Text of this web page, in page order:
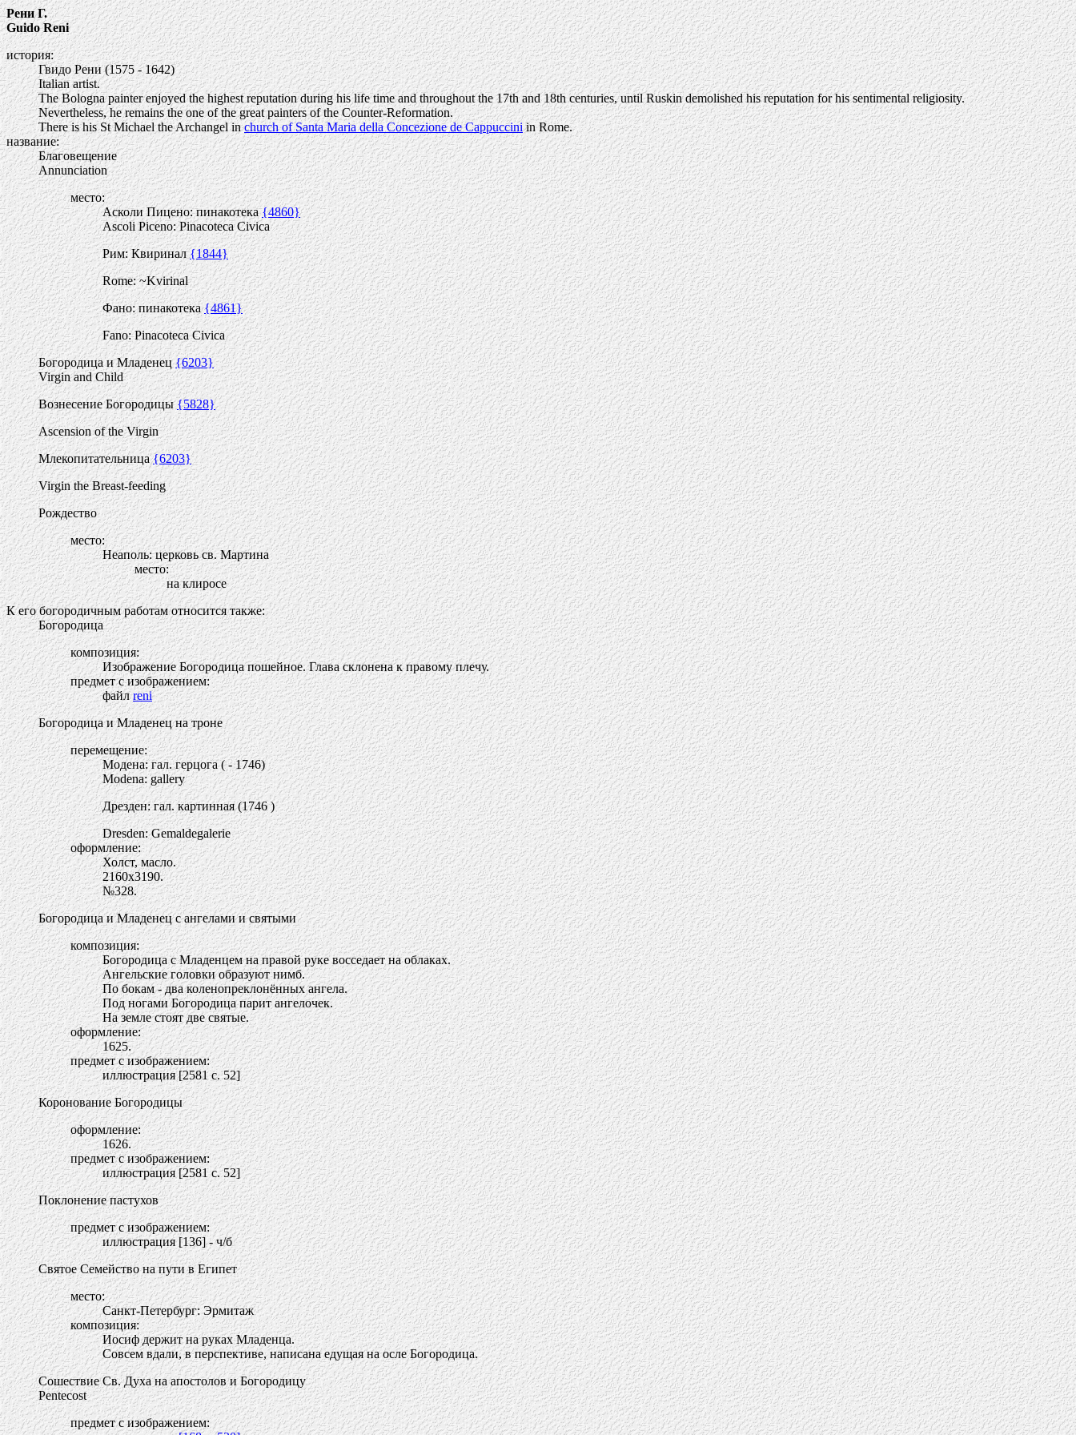
Рени Г.
Guido Reni
история:
Гвидо Рени (1575 - 1642)
Italian artist.
The Bologna painter enjoyed the highest reputation during his life time and throughout the 17th and 18th centuries, until Ruskin demolished his reputation for his sentimental religiosity.
Nevertheless, he remains the one of the great painters of the Counter-Reformation.
There is his St Michael the Archangel inchurch of Santa Maria della Concezione de Cappucciniin Rome.
название:
Благовещение
Annunciation
место:
Асколи Пицено: пинакотека{4860}
Ascoli Piceno: Pinacoteca Civica
Рим: Квиринал{1844}
Rome: ~Kvirinal
Фано: пинакотека{4861}
Fano: Pinacoteca Civica
Богородица и Младенец{6203}
Virgin and Child
Вознесение Богородицы{5828}
Ascension of the Virgin
Млекопитательница{6203}
Virgin the Breast-feeding
Рождество
место:
Неаполь: церковь св. Мартина
место:
на клиросе
К его богородичным работам относится также:
Богородица
композиция:
Изображение Богородица пошейное. Глава склонена к правому плечу.
предмет с изображением:
файлreni
Богородица и Младенец на троне
перемещение:
Модена: гал. герцога ( - 1746)
Modena: gallery
Дрезден: гал. картинная (1746 )
Dresden: Gemaldegalerie
оформление:
Холст, масло.
2160х3190.
№328.
Богородица и Младенец с ангелами и святыми
композиция:
Богородица с Младенцем на правой руке восседает на облаках.
Ангельские головки образуют нимб.
По бокам - два коленопреклонённых ангела.
Под ногами Богородица парит ангелочек.
На земле стоят две святые.
оформление:
1625.
предмет с изображением:
иллюстрация [2581 c. 52]
Коронование Богородицы
оформление:
1626.
предмет с изображением:
иллюстрация [2581 c. 52]
Поклонение пастухов
предмет с изображением:
иллюстрация [136] - ч/б
Святое Семейство на пути в Египет
место:
Санкт-Петербург: Эрмитаж
композиция:
Иосиф держит на руках Младенца.
Совсем вдали, в перспективе, написана едущая на осле Богородица.
Сошествие Св. Духа на апостолов и Богородицу
Pentecost
предмет с изображением: